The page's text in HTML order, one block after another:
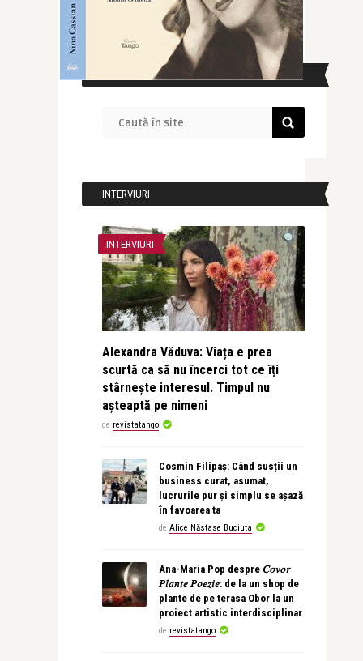
CAUTĂ ÎN SITE
INTERVIURI
INTERVIURI
Alexandra Văduva: Viața e prea
scurtă ca să nu încerci tot ce îți
stârnește interesul. Timpul nu
așteaptă pe nimeni
de revistatango
Cosmin Filipaș: Când susții un
business curat, asumat,
lucrurile pur și simplu se așază
în favoarea ta
de Alice Năstase Buciuta
Ana-Maria Pop despre 𝐶𝑜𝑣𝑜𝑟
𝑃𝑙𝑎𝑛𝑡𝑒 𝑃𝑜𝑒𝑧𝑖𝑒: de la un shop de
plante de pe terasa Obor la un
proiect artistic interdisciplinar
de revistatango